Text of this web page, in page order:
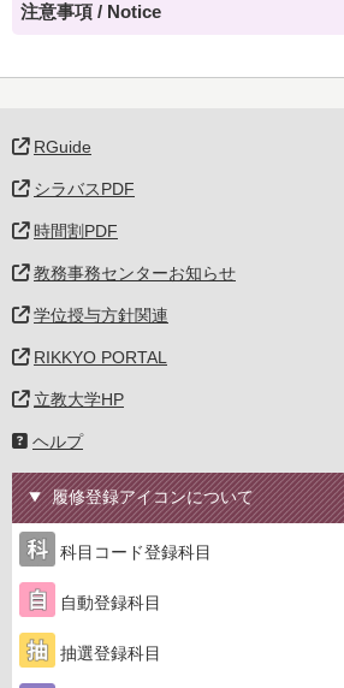
注意事項 / Notice
RGuide
シラバスPDF
時間割PDF
教務事務センターお知らせ
学位授与方針関連
RIKKYO PORTAL
立教大学HP
ヘルプ
履修登録アイコンについて
科目コード登録科目
自動登録科目
抽選登録科目